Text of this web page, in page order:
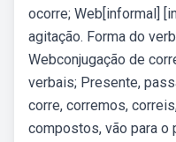
ocorre; Web[informal]
agitação. Forma do
Webconjugação de
verbais; Presente,
corre, corremos,
compostos, vão para o